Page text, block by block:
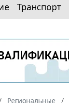
Транспорт
Региональные